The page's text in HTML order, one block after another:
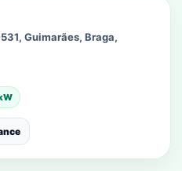
Guimarães, Braga,